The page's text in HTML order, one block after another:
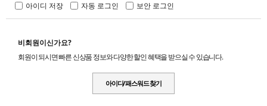
아이디 저장 자동 로그인 보안 로그인
비회원이신가요?
회원이 되시면 빠른 신상품 정보와 다양한 할인 혜택을 받으실 수 있습니다.
아이디/패스워드 찾기